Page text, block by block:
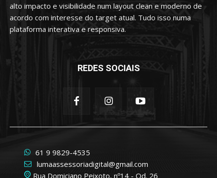
alto impacto e visibilidade num layout clean e moderno de
acordo com interesse do target atual. Tudo isso numa
plataforma interativa e responsiva.
REDES SOCIAIS
61 9 9829-4535
lumaassessoriadigital@gmail.com
Rua Domiciano Peixoto, nº14 - Qd. 26